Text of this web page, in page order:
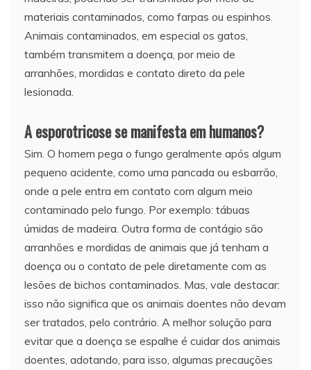
materiais contaminados, como farpas ou espinhos.
Animais contaminados, em especial os gatos,
também transmitem a doença, por meio de
arranhões, mordidas e contato direto da pele
lesionada.
A esporotricose se manifesta em humanos?
Sim. O homem pega o fungo geralmente após algum
pequeno acidente, como uma pancada ou esbarrão,
onde a pele entra em contato com algum meio
contaminado pelo fungo. Por exemplo: tábuas
úmidas de madeira. Outra forma de contágio são
arranhões e mordidas de animais que já tenham a
doença ou o contato de pele diretamente com as
lesões de bichos contaminados. Mas, vale destacar:
isso não significa que os animais doentes não devam
ser tratados, pelo contrário. A melhor solução para
evitar que a doença se espalhe é cuidar dos animais
doentes, adotando, para isso, algumas precauções